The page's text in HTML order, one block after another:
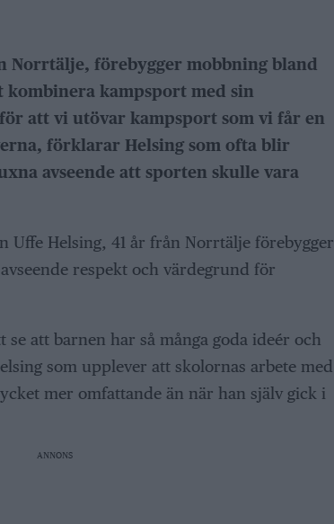
Norrtälje, förebygger mobbning bland
kombinera kampsport med sin
att vi utövar kampsport som vi får en
förklarar Helsing som ofta blir
avseende att sporten skulle vara
Uffe Helsing, 41 år från Norrtälje förebygger
respekt och värdegrund för
att barnen har så många goda ideér och
som upplever att skolornas arbete med
mer omfattande än när han själv gick i
ANNONS